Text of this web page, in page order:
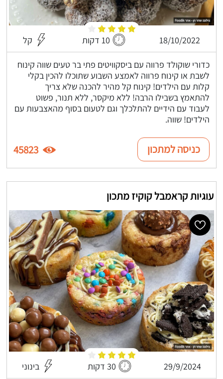
18/10/2022 10 דקות קל
כדורי שוקולד פרווה עם ביסקוויטים פתי בר טעים שווה קינוח
לשבת או קינוח פרווה לאמצע השבוע שתוכלו להכין בקלי
קלות עם הילדים! קינוח קל מהיר להכנה שלא צריך
להתאמץ בשבילו הרבה! ללא מיקסר, ללא תנור, פשוט
לעבוד עם הידיים להתלכלך וגם לטעום בסוף מהאצבעות עם
הילדים! שווה.
כניסה למתכון 45823
עוגיות קראמבל קוקיז מתכון
29/9/2024 30 דקות בינוני